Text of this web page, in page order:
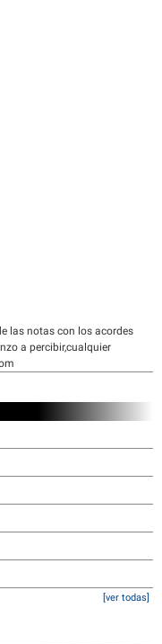
las notas con los acordes
a percibir,cualquier
[ver todas]